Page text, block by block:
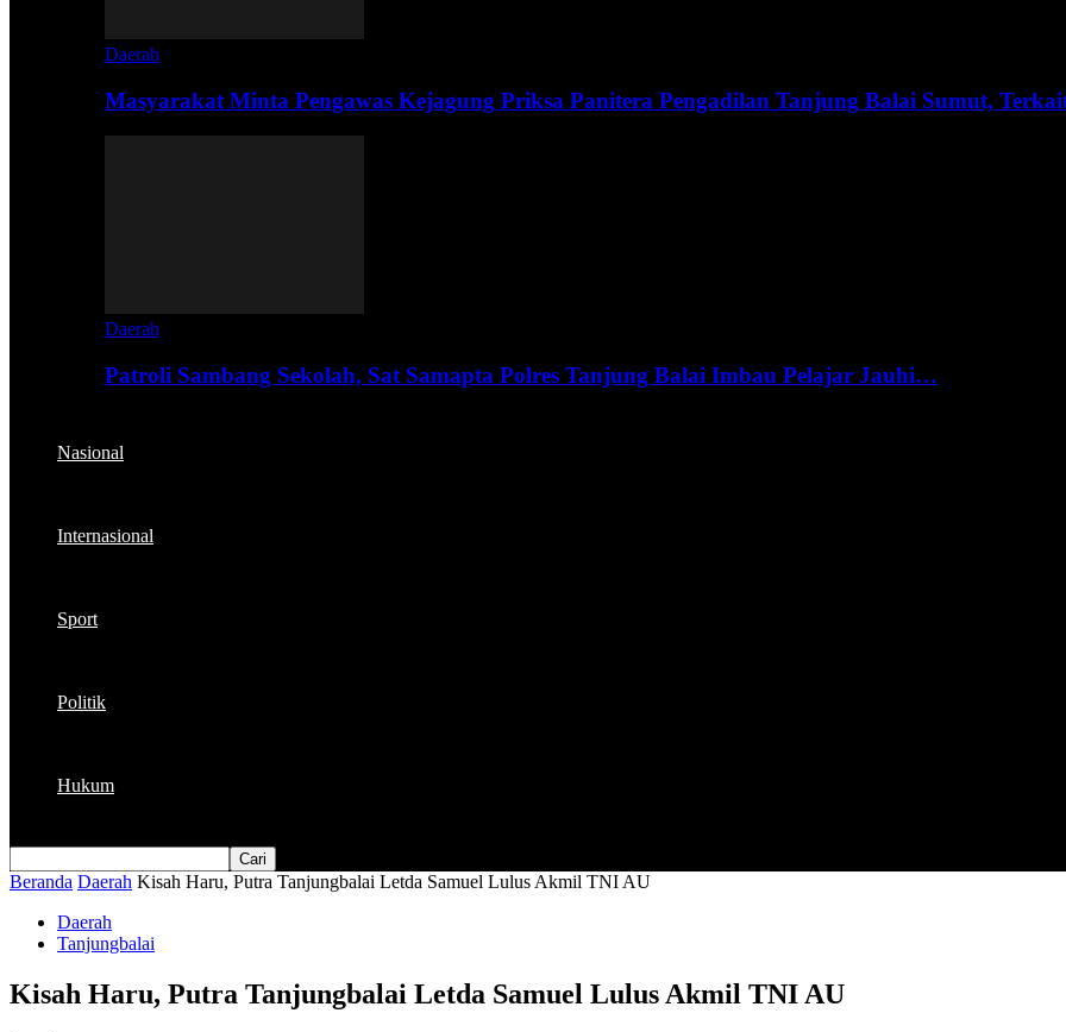
Daerah
Masyarakat Minta Pengawas Kejagung Priksa Panitera Pengadilan Tanjung Balai Sumut,
Daerah
Patroli Sambang Sekolah, Sat Samapta Polres Tanjung Balai Imbau Pelajar Jauhi…
Nasional
Internasional
Sport
Politik
Hukum
Beranda Daerah Kisah Haru, Putra Tanjungbalai Letda Samuel Lulus Akmil TNI AU
Daerah
Tanjungbalai
Kisah Haru, Putra Tanjungbalai Letda Samuel Lulus Akmil TNI AU